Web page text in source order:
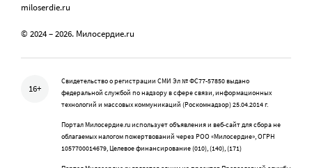
miloserdie.ru
© 2024 – 2026. Милосердие.ru
16+
Свидетельство о регистрации СМИ Эл № ФС77-57850 выдано
федеральной службой по надзору в сфере связи, информационных
технологий и массовых коммуникаций (Роскомнадзор) 25.04.2014 г.
Портал Милосердие.ru использует объявления и веб-сайт для сбора не
облагаемых налогом пожертвований через РОО «Милосердие», ОГРН
1057700014679, Целевое финансирование (010), (140), (171)